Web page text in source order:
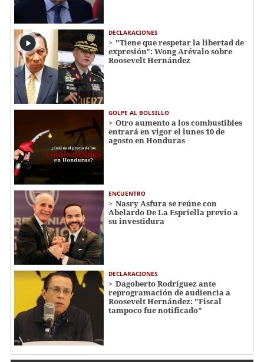
DECLARACIONES
"Tiene que respetar la libertad de
expresión": Wong Arévalo sobre
Roosevelt Hernández
GOLPE AL BOLSILLO
Otro aumento a los combustibles
entrará en vigor el lunes 10 de
agosto en Honduras
ENCUENTRO
Nasry Asfura se reúne con
Abelardo De La Espriella previo a
su investidura
DECLARACIONES
Dagoberto Rodríguez ante
reprogramación de audiencia a
Roosevelt Hernández: "Fiscal
tampoco fue notificado"